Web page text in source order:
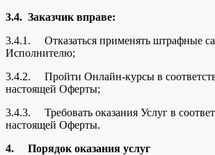
3.4. Заказчик вправе:
3.4.1. Отказаться применять штрафные
Исполнителю;
3.4.2. Пройти Онлайн-курсы в
настоящей Оферты;
3.4.3. Требовать оказания Услуг в
настоящей Оферты.
4. Порядок оказания услуг